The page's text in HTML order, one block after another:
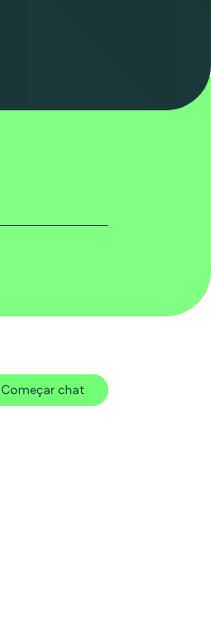
Começar chat